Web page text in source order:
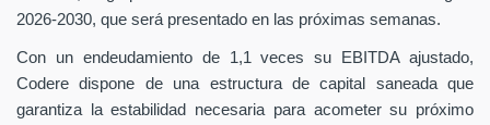
2026-2030, que será presentado en las próximas semanas.
Con un endeudamiento de 1,1 veces su EBITDA ajustado,
Codere dispone de una estructura de capital saneada que
garantiza la estabilidad necesaria para acometer su próximo